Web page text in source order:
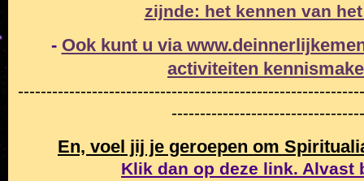
zijnde: het kennen van
- Ook kunt u via
activiteiten
En, voel jij je geroepen om
Klik dan op deze link. Alvast